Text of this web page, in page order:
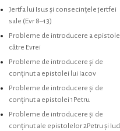
Jertfa lui Isus şi consecinţele jertfei
sale (Evr 8–13)
Probleme de introducere a
către Evrei
Probleme de introducere şi de
conţinut a epistolei lui Iacov
Probleme de introducere şi de
conţinut a epistolei 1Petru
Probleme de introducere şi de
conţinut ale epistolelor 2Petru şi